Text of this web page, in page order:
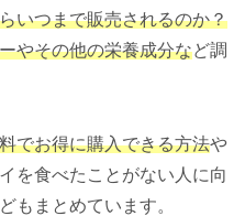
いつまで販売されるのか？
やその他の栄養成分など調
でお得に購入できる方法や
を食べたことがない人に向
もまとめています。